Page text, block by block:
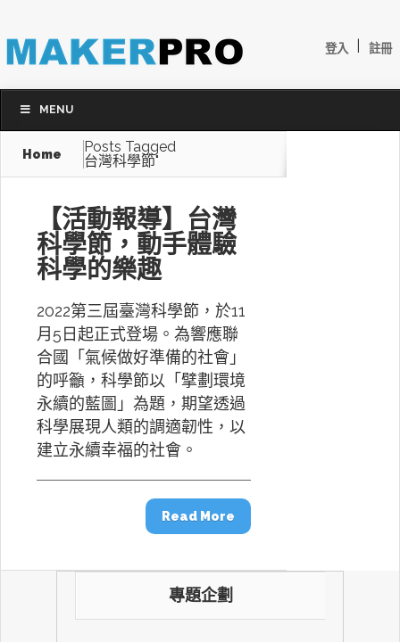
登入 註冊
MENU
Home
Posts Tagged
台灣科學節"
【活動報導】台灣
科學節，動手體驗
科學的樂趣
2022第三屆臺灣科學節，於11
月5日起正式登場。為響應聯
合國「氣候做好準備的社會」
的呼籲，科學節以「擘劃環境
永續的藍圖」為題，期望透過
科學展現人類的調適韌性，以
建立永續幸福的社會。
Read More
專題企劃